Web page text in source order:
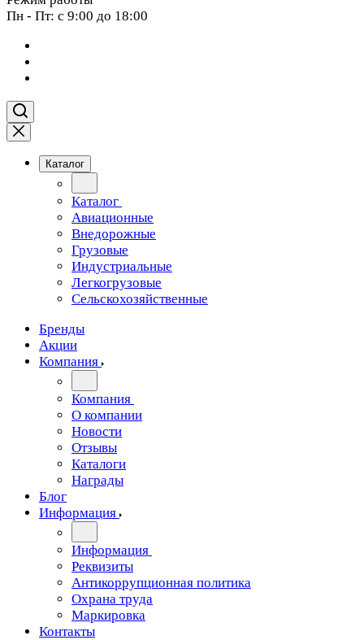
Пн - Пт: с 9:00 до 18:00
Каталог
Каталог
Авиационные
Внедорожные
Грузовые
Индустриальные
Легкогрузовые
Сельскохозяйственные
Бренды
Акции
Компания
Компания
О компании
Новости
Отзывы
Каталоги
Награды
Блог
Информация
Информация
Реквизиты
Антикоррупционная политика
Охрана труда
Маркировка
Контакты